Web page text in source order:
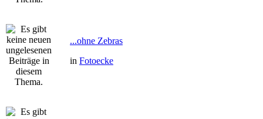
...ohne Zebras
in Fotoecke